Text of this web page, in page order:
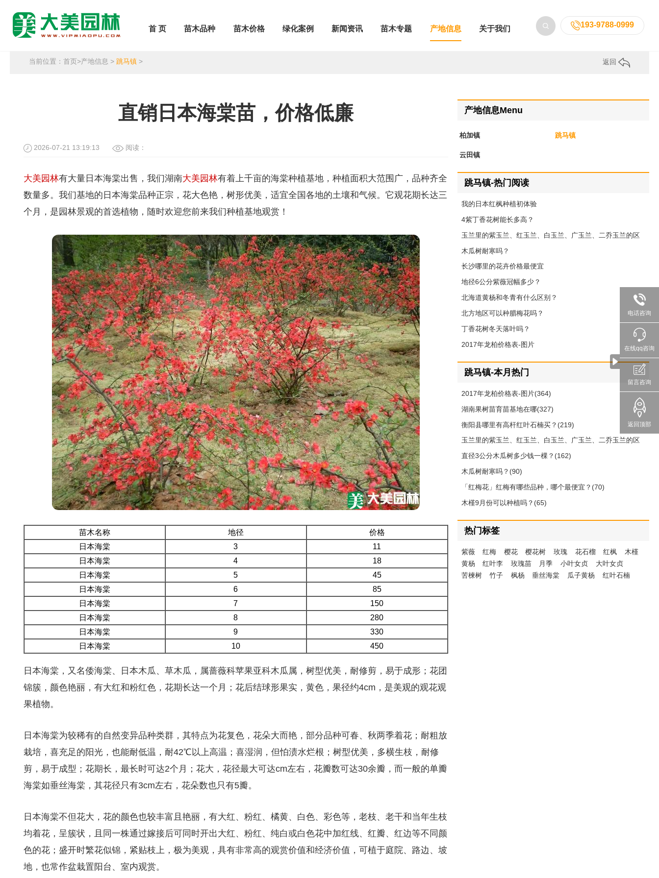
193-9788-0999
首 页 苗木品种 苗木价格 绿化案例 新闻资讯 苗木专题 产地信息 关于我们
电话咨询
在线qq咨询
留言咨询
返回顶部
当前位置：首页>产地信息 > 跳马镇 > 返回
直销日本海棠苗，价格低廉
2026-07-21 13:19:13 阅读：
大美园林有大量日本海棠出售，我们湖南大美园林有着上千亩的海棠种植基地，种植面积大范围广，品种齐全
数量多。我们基地的日本海棠品种正宗，花大色艳，树形优美，适宜全国各地的土壤和气候。它观花期长达三
个月，是园林景观的首选植物，随时欢迎您前来我们种植基地观赏！
苗木名称 地径
价格
日本海棠
3
11
日本海棠
4
18
日本海棠
5
45
日本海棠
6
85
日本海棠
7
150
日本海棠
8
280
日本海棠
9
330
日本海棠
10 450
日本海棠，又名倭海棠、日本木瓜、草木瓜，属蔷薇科苹果亚科木瓜属，树型优美，耐修剪，易于成形；花团
锦簇，颜色艳丽，有大红和粉红色，花期长达一个月；花后结球形果实，黄色，果径约4cm，是美观的观花观
果植物。
日本海棠为较稀有的自然变异品种类群，其特点为花复色，花朵大而艳，部分品种可春、秋两季着花；耐粗放
栽培，喜充足的阳光，也能耐低温，耐42℃以上高温；喜湿润，但怕渍水烂根；树型优美，多横生枝，耐修
剪，易于成型；花期长，最长时可达2个月；花大，花径最大可达cm左右，花瓣数可达30余瓣，而一般的单瓣
海棠如垂丝海棠，其花径只有3cm左右，花朵数也只有5瓣。
日本海棠不但花大，花的颜色也较丰富且艳丽，有大红、粉红、橘黄、白色、彩色等，老枝、老干和当年生枝
均着花，呈簇状，且同一株通过嫁接后可同时开出大红、粉红、纯白或白色花中加红线、红瓣、红边等不同颜
色的花；盛开时繁花似锦，紧贴枝上，极为美观，具有非常高的观赏价值和经济价值，可植于庭院、路边、坡
地，也常作盆栽置阳台、室内观赏。
产地信息Menu
柏加镇 跳马镇
云田镇
跳马镇-热门阅读
我的日本红枫种植初体验
4紫丁香花树能长多高？
玉兰里的紫玉兰、红玉兰、白玉兰、广玉兰、二乔玉兰的区
别
木瓜树耐寒吗？
长沙哪里的花卉价格最便宜
地径6公分紫薇冠幅多少？
北海道黄杨和冬青有什么区别？
北方地区可以种腊梅花吗？
丁香花树冬天落叶吗？
2017年龙柏价格表-图片
跳马镇-本月热门
2017年龙柏价格表-图片(364)
湖南果树苗育苗基地在哪(327)
衡阳县哪里有高杆红叶石楠买？(219)
玉兰里的紫玉兰、红玉兰、白玉兰、广玉兰、二乔玉兰的区
别(212)
直径3公分木瓜树多少钱一棵？(162)
木瓜树耐寒吗？(90)
「红梅花」红梅有哪些品种，哪个最便宜？(70)
木槿9月份可以种植吗？(65)
热门标签
紫薇 红梅 樱花 樱花树 玫瑰 花石榴 红枫
木槿
黄杨
红叶李 玫瑰苗 月季 小叶女贞
大叶女贞
苦楝树
竹子 枫杨 垂丝海棠 瓜子黄杨 红叶石楠